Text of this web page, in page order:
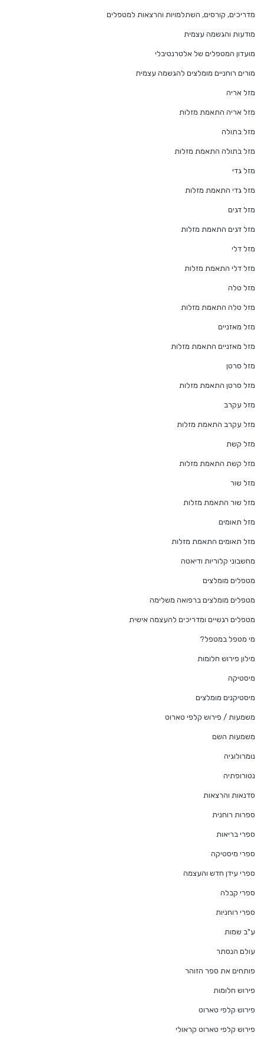
מדריכים, קורסים, השתלמויות והרצאות למטפלים
מודעות והגשמה עצמית
מועדון המטפלים של אלטרנטיבלי
מורים רוחניים מומלצים להגשמה עצמית
מזל אריה
מזל אריה התאמת מזלות
מזל בתולה
מזל בתולה התאמת מזלות
מזל גדי
מזל גדי התאמת מזלות
מזל דגים
מזל דגים התאמת מזלות
מזל דלי
מזל דלי התאמת מזלות
מזל טלה
מזל טלה התאמת מזלות
מזל מאזניים
מזל מאזניים התאמת מזלות
מזל סרטן
מזל סרטן התאמת מזלות
מזל עקרב
מזל עקרב התאמת מזלות
מזל קשת
מזל קשת התאמת מזלות
מזל שור
מזל שור התאמת מזלות
מזל תאומים
מזל תאומים התאמת מזלות
מחשבוני קלוריות ודיאטה
מטפלים מומלצים
מטפלים מומלצים ברפואה משלימה
מטפלים רגשיים ומדריכים להעצמה אישית
מי מטפל במטפל?
מילון פירוש חלומות
מיסטיקה
מיסטיקנים מומלצים
משמעות / פירוש קלפי טארוט
משמעות השם
נומרולוגיה
נטורופתיה
סדנאות והרצאות
ספרות רוחנית
ספרי בריאות
ספרי מיסטיקה
ספרי עידן חדש והעצמה
ספרי קבלה
ספרי רוחניות
ע"ב שמות
עולם הנסתר
פותחים את ספר הזוהר
פירוש חלומות
פירוש קלפי טארוט
פירוש קלפי טארוט קראולי